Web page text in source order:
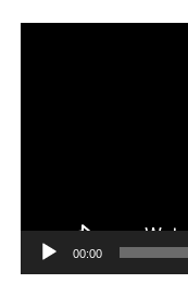
00:00